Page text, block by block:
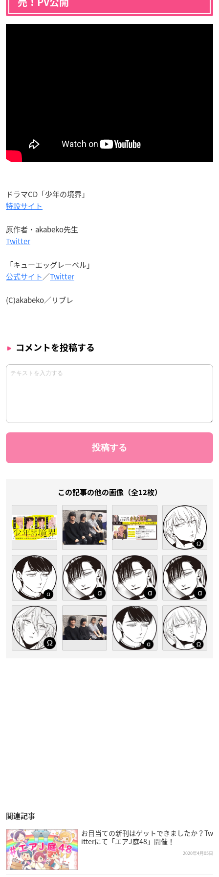
ドラマCD「少年の境界」
特設サイト
原作者・akabeko先生
Twitter
「キューエッグレーベル」
公式サイト／Twitter
(C)akabeko／リブレ
コメントを投稿する
この記事の他の画像（全12枚）
関連記事
お目当ての新刊はゲットできましたか？Tw
itterにて「エアJ庭48」開催！
2020年4月05日